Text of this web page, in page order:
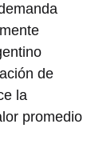
de
la
promedio